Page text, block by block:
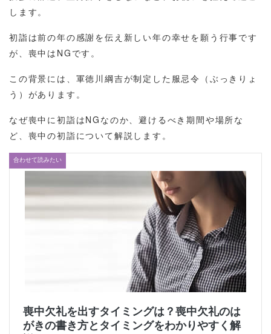
します。
初詣は前の年の感謝を伝え新しい年の幸せを願う行事です
が、喪中はNGです。
この背景には、軍徳川綱吉が制定した服忌令（ぶっきりょ
う）があります。
なぜ喪中に初詣はNGなのか、避けるべき期間や場所な
ど、喪中の初詣について解説します。